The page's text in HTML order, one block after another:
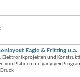
Eagle & Fritzing u.a.
Elektronikprojekten und
von Platinen mit gängigen
Druck